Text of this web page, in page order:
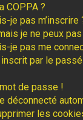
COPPA ?
je pas m’inscrire
je ne peux
je pas me
inscrit par le
de passe !
déconnecté
les